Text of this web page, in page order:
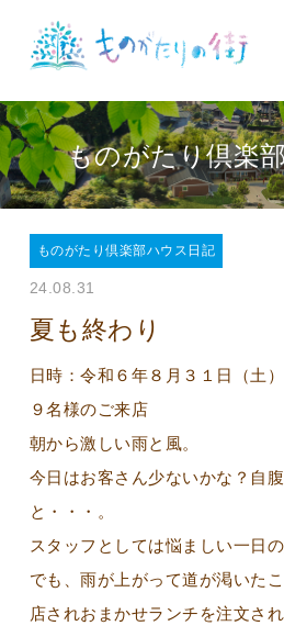
ものがたり倶楽
ものがたり倶楽部ハウス日記
24.08.31
夏も終わり
日時：令和６年８月３１日（
９名様のご来店
朝から激しい雨と風。
今日はお客さん少ないかな？自
と・・・。
スタッフとしては悩ましい一日
でも、雨が上がって道が渇いた
店されおまかせランチを注文さ